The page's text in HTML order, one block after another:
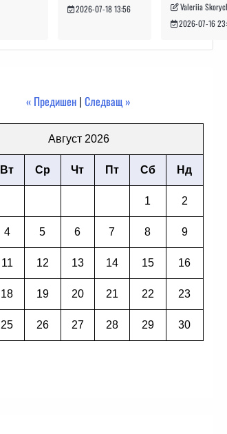
2026-07-18 13:56
Valeriia
2026-07-16
« Предишен |Следващ »
Август 2026
Вт Ср Чт Пт Сб Нд
1 2
4 5 6 7 8 9
11 12 13 14 15 16
18 19 20 21 22 23
25 26 27 28 29 30